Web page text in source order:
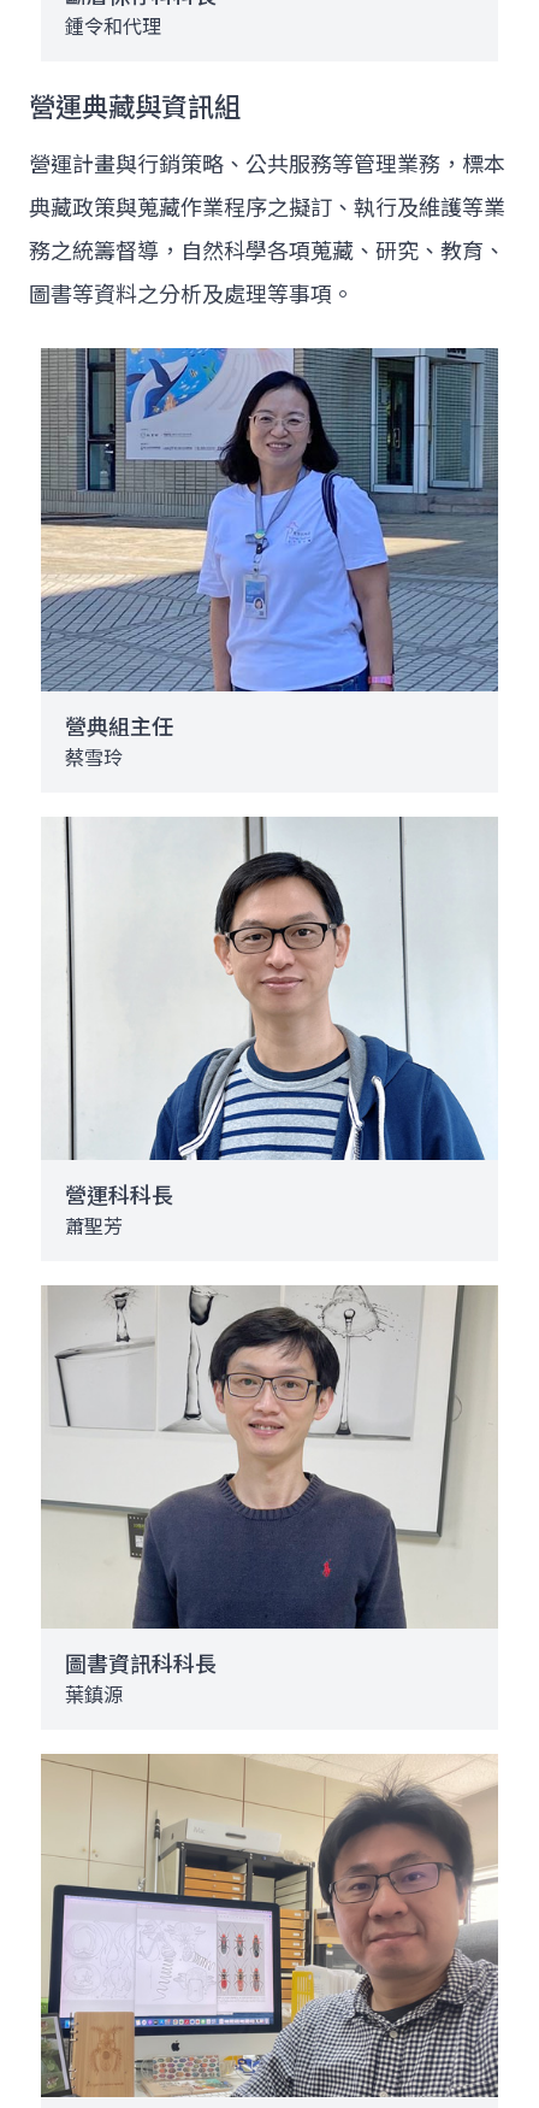
鍾令和代理
營運典藏與資訊組
營運計畫與行銷策略、公共服務等管理業務，標本
典藏政策與蒐藏作業程序之擬訂、執行及維護等業
務之統籌督導，自然科學各項蒐藏、研究、教育、
圖書等資料之分析及處理等事項。
營典組主任
蔡雪玲
營運科科長
蕭聖芳
圖書資訊科科長
葉鎮源